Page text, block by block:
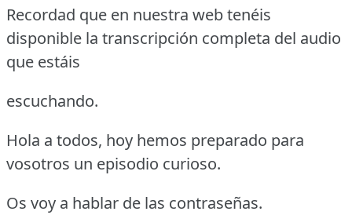
Recordad que en nuestra web tenéis
disponible la transcripción completa del audio
que estáis
escuchando.
Hola a todos, hoy hemos preparado para
vosotros un episodio curioso.
Os voy a hablar de las contraseñas.